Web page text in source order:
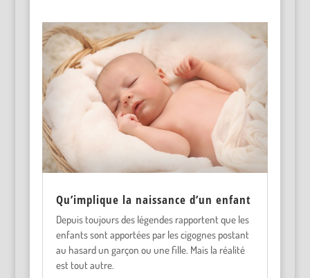
Qu’implique la naissance d’un enfant
Depuis toujours des légendes rapportent que les
enfants sont apportées par les cigognes postant
au hasard un garçon ou une fille. Mais la réalité
est tout autre.